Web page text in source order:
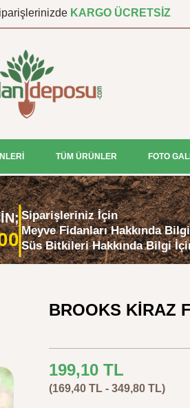
KARGO ÜCRETSİZ
TÜM ÜRÜNLER FOTO
Siparişleriniz İçin
Meyve Fidanları Hakkında
Süs Bitkileri Hakkında Bilgi
BROOKS KİRAZ
199,10 TL
(169,40 TL - 349,80 TL)